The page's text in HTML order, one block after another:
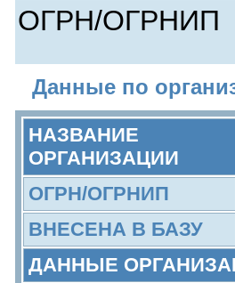
ОГРН/ОГРНИП
Данные по
НАЗВАНИЕ
ОРГАНИЗАЦИИ
ОГРН/ОГРНИП
ВНЕСЕНА В БАЗУ
ДАННЫЕ